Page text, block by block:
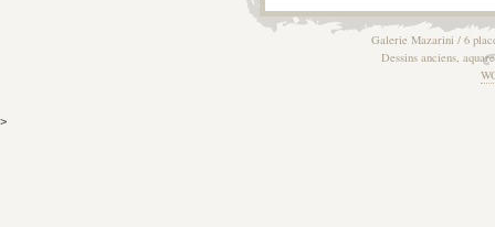
Galerie Mazarini / 6
Dessins anciens,
>